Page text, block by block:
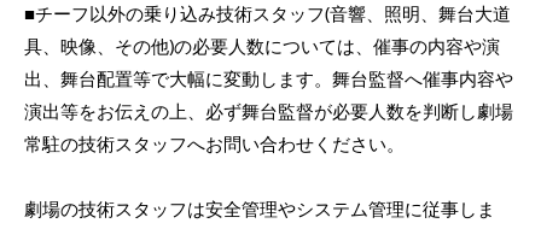
■チーフ以外の乗り込み技術スタッフ(音響、照明、舞台大道
具、映像、その他)の必要人数については、催事の内容や演
出、舞台配置等で大幅に変動します。舞台監督へ催事内容や
演出等をお伝えの上、必ず舞台監督が必要人数を判断し劇場
常駐の技術スタッフへお問い合わせください。
劇場の技術スタッフは安全管理やシステム管理に従事しま